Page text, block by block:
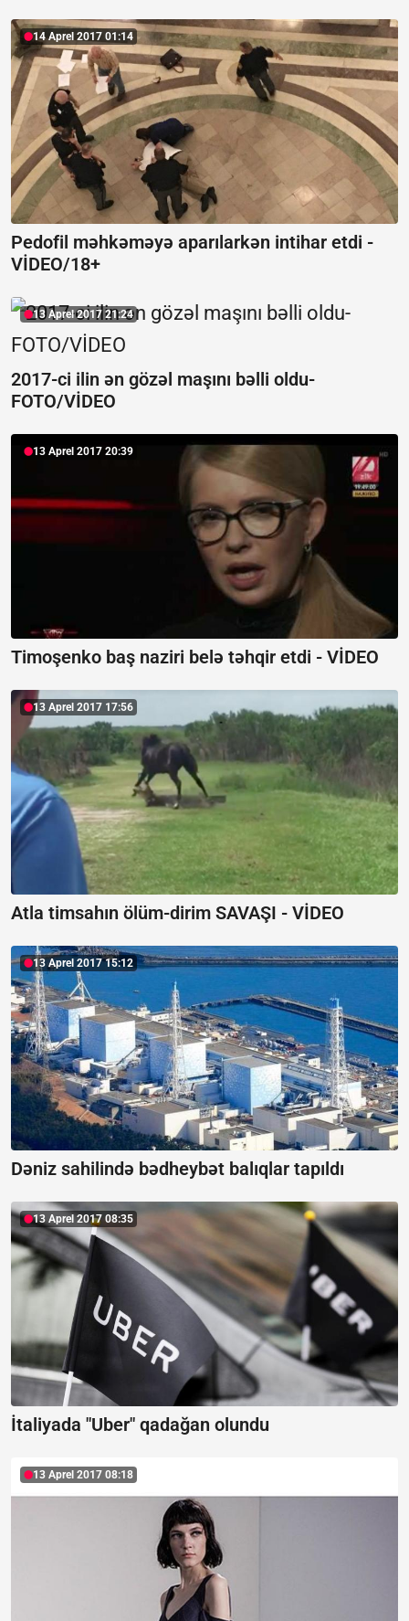
14 Aprel 2017 01:14
Pedofil məhkəməyə aparılarkən intihar etdi -
VİDEO/18+
13 Aprel 2017 21:24
2017-ci ilin ən gözəl maşını bəlli oldu-
FOTO/VİDEO
13 Aprel 2017 20:39
Timoşenko baş naziri belə təhqir etdi - VİDEO
13 Aprel 2017 17:56
Atla timsahın ölüm-dirim SAVAŞI - VİDEO
13 Aprel 2017 15:12
Dəniz sahilində bədheybət balıqlar tapıldı
13 Aprel 2017 08:35
İtaliyada "Uber" qadağan olundu
13 Aprel 2017 08:18